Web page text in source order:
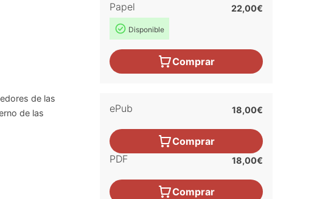
de las
de las
Papel
Disponible
22,00€
Comprar
ePub 18,00€
Comprar
PDF
18,00€
Comprar